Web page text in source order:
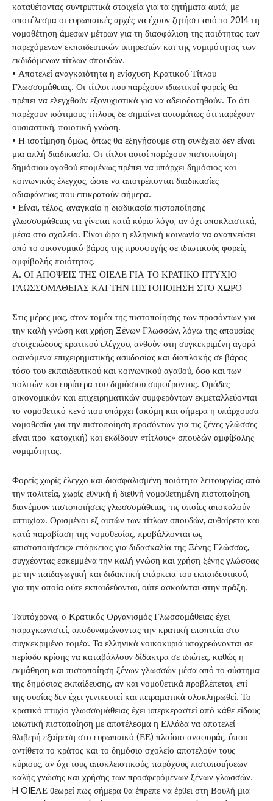
καταθέτοντας συντριπτικά στοιχεία για τα ζητήματα αυτά, με
αποτέλεσμα οι ευρωπαϊκές αρχές να έχουν ζητήσει από το 2014 τη
νομοθέτηση άμεσων μέτρων για τη διασφάλιση της ποιότητας των
παρεχόμενων εκπαιδευτικών υπηρεσιών και της νομιμότητας των
εκδιδόμενων τίτλων σπουδών.
• Αποτελεί αναγκαιότητα η ενίσχυση Κρατικού Τίτλου
Γλωσσομάθειας. Οι τίτλοι που παρέχουν ιδιωτικοί φορείς θα
πρέπει να ελεγχθούν εξονυχιστικά για να αδειοδοτηθούν. Το ότι
παρέχουν ισότιμους τίτλους δε σημαίνει αυτομάτως ότι παρέχουν
ουσιαστική, ποιοτική γνώση.
• Η ισοτίμηση όμως, όπως θα εξηγήσουμε στη συνέχεια δεν είναι
μια απλή διαδικασία. Οι τίτλοι αυτοί παρέχουν πιστοποίηση
δημόσιου αγαθού επομένως πρέπει να υπάρχει δημόσιος και
κοινωνικός έλεγχος, ώστε να αποτρέπονται διαδικασίες
αδιαφάνειας που επικρατούν σήμερα.
• Είναι, τέλος, αναγκαίο η διαδικασία πιστοποίησης
γλωσσομάθειας να γίνεται κατά κύριο λόγο, αν όχι αποκλειστικά,
μέσα στο σχολείο. Είναι ώρα η ελληνική κοινωνία να αναπνεύσει
από το οικονομικό βάρος της προσφυγής σε ιδιωτικούς φορείς
αμφίβολής ποιότητας.
Α. ΟΙ ΑΠΟΨΕΙΣ ΤΗΣ ΟΙΕΛΕ ΓΙΑ ΤΟ ΚΡΑΤΙΚΟ ΠΤΥΧΙΟ
ΓΛΩΣΣΟΜΑΘΕΙΑΣ ΚΑΙ ΤΗΝ ΠΙΣΤΟΠΟΙΗΣΗ ΣΤΟ ΧΩΡΟ
Στις μέρες μας, στον τομέα της πιστοποίησης των προσόντων για
την καλή γνώση και χρήση Ξένων Γλωσσών, λόγω της απουσίας
στοιχειώδους κρατικού ελέγχου, ανθούν στη συγκεκριμένη αγορά
φαινόμενα επιχειρηματικής ασυδοσίας και διαπλοκής σε βάρος
τόσο του εκπαιδευτικού και κοινωνικού αγαθού, όσο και των
πολιτών και ευρύτερα του δημόσιου συμφέροντος. Ομάδες
οικονομικών και επιχειρηματικών συμφερόντων εκμεταλλεύονται
το νομοθετικό κενό που υπάρχει (ακόμη και σήμερα η υπάρχουσα
νομοθεσία για την πιστοποίηση προσόντων για τις ξένες γλώσσες
είναι προ-κατοχική) και εκδίδουν «τίτλους» σπουδών αμφίβολης
νομιμότητας.
Φορείς χωρίς έλεγχο και διασφαλισμένη ποιότητα λειτουργίας από
την πολιτεία, χωρίς εθνική ή διεθνή νομοθετημένη πιστοποίηση,
διανέμουν πιστοποιήσεις γλωσσομάθειας, τις οποίες αποκαλούν
«πτυχία». Ορισμένοι εξ αυτών των τίτλων σπουδών, αυθαίρετα και
κατά παραβίαση της νομοθεσίας, προβάλλονται ως
«πιστοποιήσεις» επάρκειας για διδασκαλία της Ξένης Γλώσσας,
συγχέοντας εσκεμμένα την καλή γνώση και χρήση ξένης γλώσσας
με την παιδαγωγική και διδακτική επάρκεια του εκπαιδευτικού,
για την οποία ούτε εκπαιδεύονται, ούτε ασκούνται στην πράξη.
Ταυτόχρονα, ο Κρατικός Οργανισμός Γλωσσομάθειας έχει
παραγκωνιστεί, αποδυναμώνοντας την κρατική εποπτεία στο
συγκεκριμένο τομέα. Τα ελληνικά νοικοκυριά υποχρεώνονται σε
περίοδο κρίσης να καταβάλλουν δίδακτρα σε ιδιώτες, καθώς η
εκμάθηση και πιστοποίηση ξένων γλωσσών μέσα από το σύστημα
της δημόσιας εκπαίδευσης, αν και νομοθετικά προβλέπεται, επί
της ουσίας δεν έχει γενικευτεί και πειραματικά ολοκληρωθεί. Το
κρατικό πτυχίο γλωσσομάθειας έχει υπερκεραστεί από κάθε είδους
ιδιωτική πιστοποίηση με αποτέλεσμα η Ελλάδα να αποτελεί
θλιβερή εξαίρεση στο ευρωπαϊκό (ΕΕ) πλαίσιο αναφοράς, όπου
αντίθετα το κράτος και το δημόσιο σχολείο αποτελούν τους
κύριους, αν όχι τους αποκλειστικούς, παρόχους πιστοποιήσεων
καλής γνώσης και χρήσης των προσφερόμενων ξένων γλωσσών.
H OIEΛΕ θεωρεί πως σήμερα θα έπρεπε να έρθει στη Βουλή μια